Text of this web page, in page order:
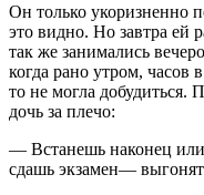
Он только укоризненно
это видно. Но завтра ей
так же занимались
когда рано утром, часов
то не могла добудиться.
дочь за плечо:
— Встанешь наконец
сдашь экзамен— выгонят